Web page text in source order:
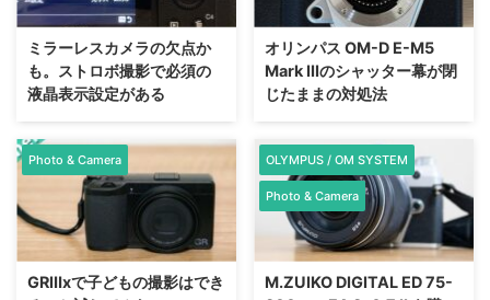
ミラーレスカメラの欠点か
も。ストロボ撮影で必須の
液晶表示設定がある
オリンパス OM-D E-M5
Mark IIIのシャッター幕が閉
じたままの対処法
Photo & Camera
GRⅢxで子どもの撮影はでき
OLYMPUS / OM SYSTEM
Photo & Camera
M.ZUIKO DIGITAL ED 75-